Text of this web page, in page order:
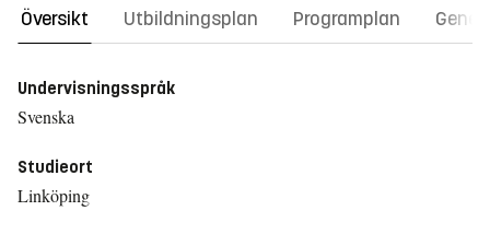
Översikt Utbildningsplan Programplan
Undervisningsspråk
Svenska
Studieort
Linköping